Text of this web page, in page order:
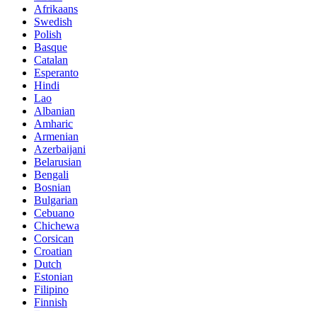
Afrikaans
Swedish
Polish
Basque
Catalan
Esperanto
Hindi
Lao
Albanian
Amharic
Armenian
Azerbaijani
Belarusian
Bengali
Bosnian
Bulgarian
Cebuano
Chichewa
Corsican
Croatian
Dutch
Estonian
Filipino
Finnish